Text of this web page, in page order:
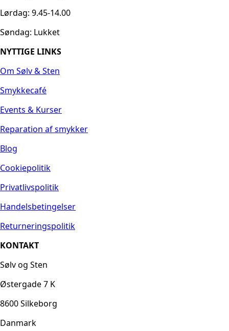
Lørdag: 9.45-14.00
Søndag: Lukket
NYTTIGE LINKS
Om Sølv & Sten
Smykkecafé
Events & Kurser
Reparation af smykker
Blog
Cookiepolitik
Privatlivspolitik
Handelsbetingelser
Returneringspolitik
KONTAKT
Sølv og Sten
Østergade 7 K
8600 Silkeborg
Danmark